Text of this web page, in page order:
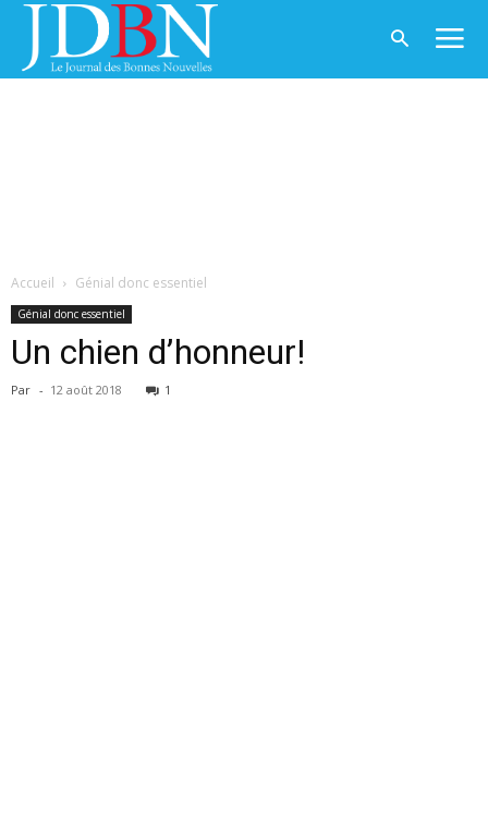
Accueil Génial donc essentiel
Génial donc essentiel
Un chien d’honneur!
Par - 12 août 2018 1